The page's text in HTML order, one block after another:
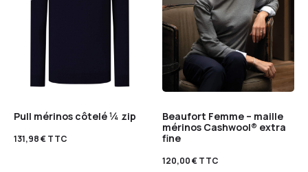
Pull mérinos côtelé ¼ zip
131,98€TTC
Beaufort Femme – maille
mérinos Cashwool® extra
fine
120,00€TTC